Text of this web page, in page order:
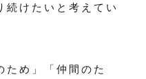
続けたいと考えてい
ため」「仲間のた